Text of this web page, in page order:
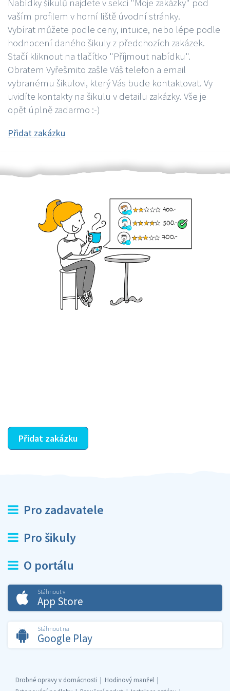
Nabídky šikulů najdete v sekci "Moje zakázky" pod
vaším profilem v horní liště úvodní stránky.
Vybírat můžete podle ceny, intuice, nebo lépe podle
hodnocení daného šikuly z předchozích zakázek.
Stačí kliknout na tlačítko "Příjmout nabídku".
Obratem Vyřešmito zašle Váš telefon a email
vybranému šikulovi, který Vás bude kontaktovat. Vy
uvidíte kontakty na šikulu v detailu zakázky. Vše je
opět úplně zadarmo :-)
Přidat zakázku
Přidat zakázku
Pro zadavatele
Pro šikuly
O portálu
Stáhnout v
App Store
Stáhnout na
Google Play
Drobné opravy v domácnosti
Hodinový manžel